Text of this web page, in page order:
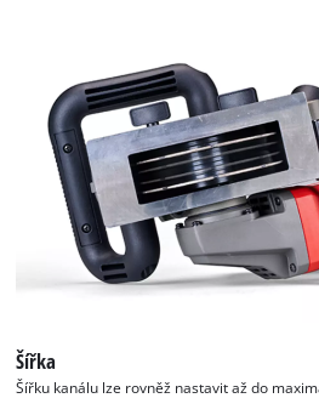
This content is not
Šířka
Šířku kanálu lze rovněž nastavit až do